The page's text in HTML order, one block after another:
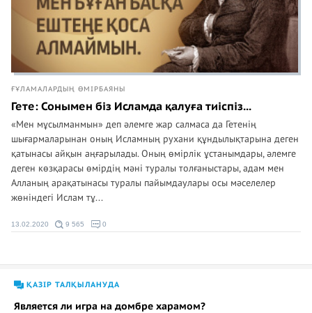
ҒҰЛАМАЛАРДЫҢ ӨМІРБАЯНЫ
Гете: Сонымен біз Исламда қалуға тиіспіз...
«Мен мұсылманмын» деп әлемге жар салмаса да Гетенің
шығармаларынан оның Исламның рухани құндылықтарына деген
қатынасы айқын аңғарылады. Оның өмірлік ұстанымдары, әлемге
деген көзқарасы өмірдің мәні туралы толғаныстары, адам мен
Алланың арақатынасы туралы пайымдаулары осы мәселелер
жөніндегі Ислам тұ...
13.02.2020 9 565 0
ҚАЗІР ТАЛҚЫЛАНУДА
Является ли игра на домбре харамом?